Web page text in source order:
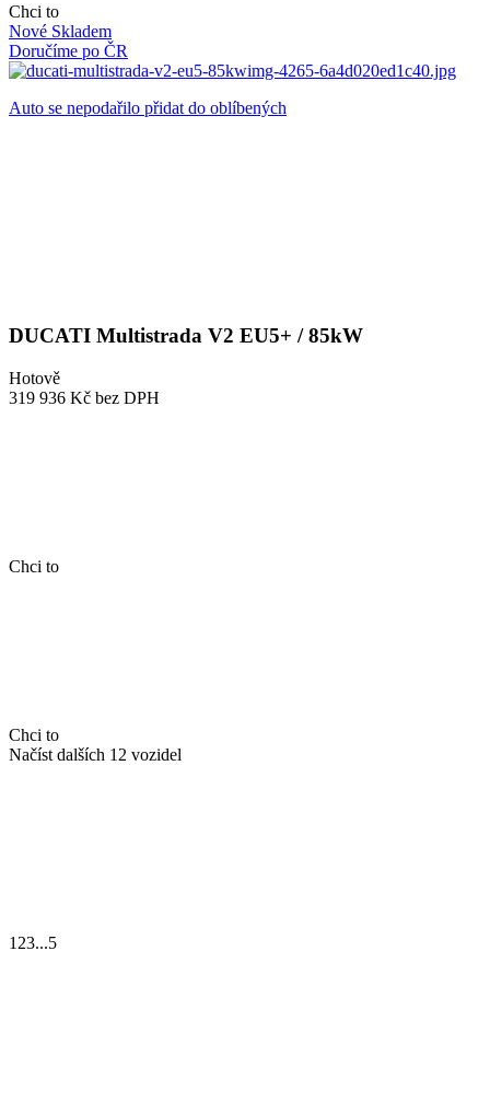
Chci to
Nové Skladem
Doručíme po ČR
Auto se nepodařilo přidat do oblíbených
DUCATI Multistrada V2 EU5+ / 85kW
Hotově
319 936 Kč bez DPH
Chci to
Chci to
Načíst dalších 12 vozidel
1 23...5